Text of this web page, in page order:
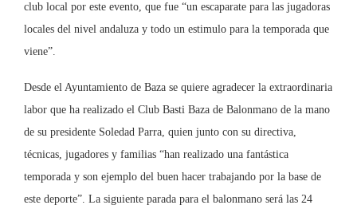
club local por este evento, que fue “un escaparate para las jugadoras
locales del nivel andaluza y todo un estimulo para la temporada que
viene”.
Desde el Ayuntamiento de Baza se quiere agradecer la extraordinaria
labor que ha realizado el Club Basti Baza de Balonmano de la mano
de su presidente Soledad Parra, quien junto con su directiva,
técnicas, jugadores y familias “han realizado una fantástica
temporada y son ejemplo del buen hacer trabajando por la base de
este deporte”. La siguiente parada para el balonmano será las 24